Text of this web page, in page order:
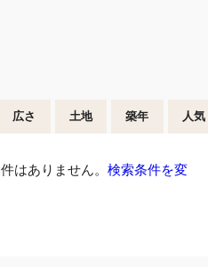
広さ 土地 築年 人気
はありません。 検索条件を変